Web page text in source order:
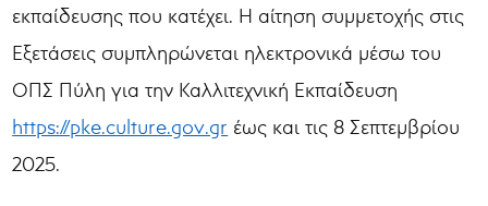
εκπαίδευσης που κατέχει. Η αίτηση συμμετοχής στις
Εξετάσεις συμπληρώνεται ηλεκτρονικά μέσω του
ΟΠΣ Πύλη για την Καλλιτεχνική Εκπαίδευση
https://pke.culture.gov.gr έως και τις 8 Σεπτεμβρίου
2025.